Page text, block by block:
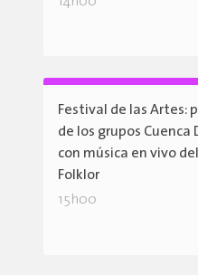
Festival de las Artes:
de los grupos Cuenca
con música en vivo
Folklor
15h00